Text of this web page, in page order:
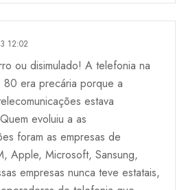
12:02
ou disimulado! A telefonia na
era precária porque a
estava
evoluiu a as
foram as empresas de
Apple, Microsoft, Sansung,
empresas nunca teve estatais,